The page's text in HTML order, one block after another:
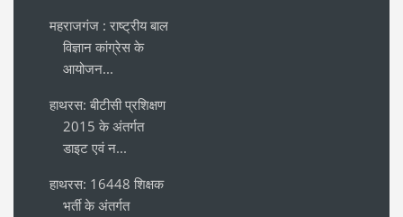
महराजगंज : राष्ट्रीय बाल
विज्ञान कांग्रेस के
आयोजन...
हाथरस: बीटीसी प्रशिक्षण
2015 के अंतर्गत
डाइट एवं न...
हाथरस: 16448 शिक्षक
भर्ती के अंतर्गत